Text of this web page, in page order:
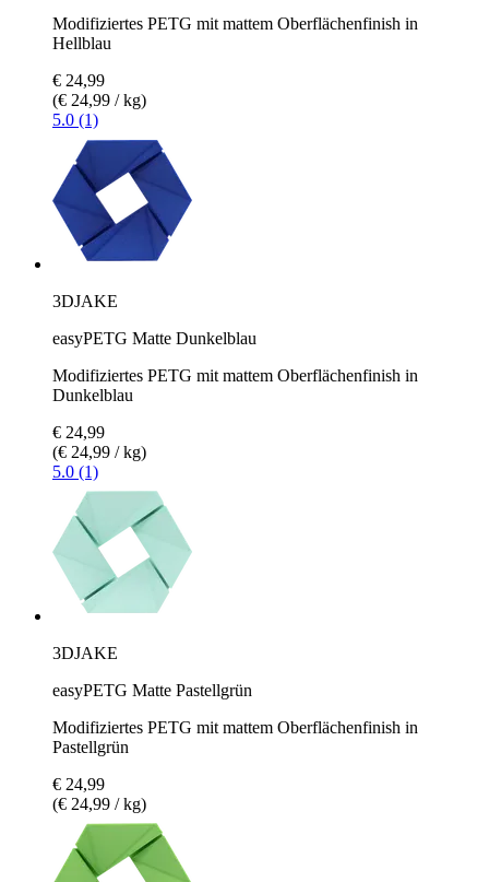
Modifiziertes PETG mit mattem Oberflächenfinish in
Hellblau
€ 24,99
(€ 24,99 / kg)
5.0 (1)
3DJAKE
easyPETG Matte Dunkelblau
Modifiziertes PETG mit mattem Oberflächenfinish in
Dunkelblau
€ 24,99
(€ 24,99 / kg)
5.0 (1)
3DJAKE
easyPETG Matte Pastellgrün
Modifiziertes PETG mit mattem Oberflächenfinish in
Pastellgrün
€ 24,99
(€ 24,99 / kg)